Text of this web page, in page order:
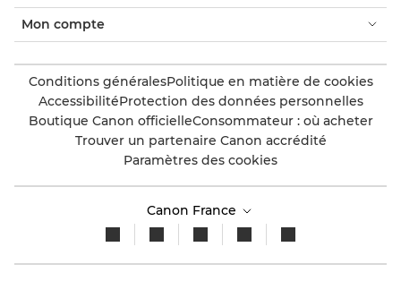
Mon compte
Conditions généralesPolitique en matière de cookies
AccessibilitéProtection des données personnelles
Boutique Canon officielleConsommateur : où acheter
Trouver un partenaire Canon accrédité
Paramètres des cookies
Canon France